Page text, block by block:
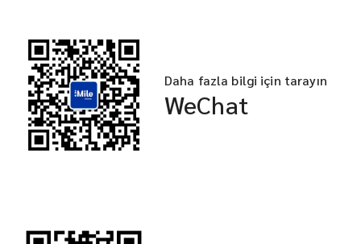
Daha fazla bilgi için tarayın
WeChat